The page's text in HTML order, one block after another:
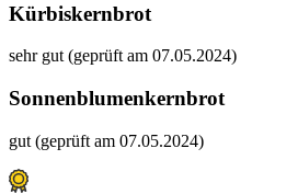
Kürbiskernbrot
sehr gut (geprüft am 07.05.2024)
Sonnenblumenkernbrot
gut (geprüft am 07.05.2024)